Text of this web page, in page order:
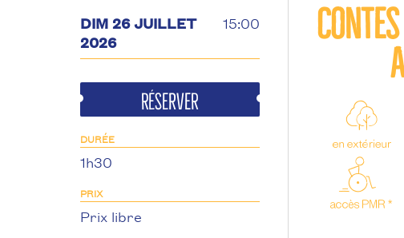
DIM 26 JUILLET
2026
15:00
Réserver
DURÉE
1h30
PRIX
Prix libre